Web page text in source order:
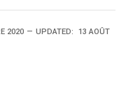
2020 UPDATED: 13 AOÛT